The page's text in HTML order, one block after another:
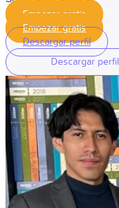
Empezar gratis
Empezar gratis
Descargar perfil
Descargar perfil